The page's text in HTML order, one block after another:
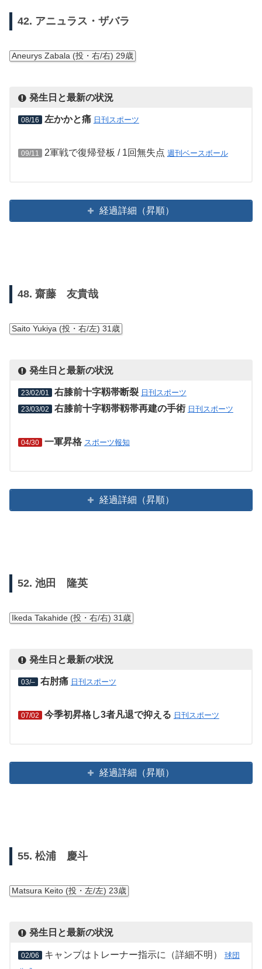
42. アニュラス・ザバラ
Aneurys Zabala (投・右/右) 29歳
発生日と最新の状況
08/16 左かかと痛 日刊スポーツ
09/11 2軍戦で復帰登板 / 1回無失点 週刊ベースボール
経過詳細（昇順）
48. 齋藤 友貴哉
Saito Yukiya (投・右/左) 31歳
発生日と最新の状況
23/02/01 右膝前十字靱帯断裂 日刊スポーツ
23/03/02 右膝前十字靱帯靱帯再建の手術 日刊スポーツ
04/30 一軍昇格 スポーツ報知
経過詳細（昇順）
52. 池田 隆英
Ikeda Takahide (投・右/右) 31歳
発生日と最新の状況
03/– 右肘痛 日刊スポーツ
07/02 今季初昇格し3者凡退で抑える 日刊スポーツ
経過詳細（昇順）
55. 松浦 慶斗
Matsura Keito (投・左/左) 23歳
発生日と最新の状況
02/06 キャンプはトレーナー指示に（詳細不明） 球団